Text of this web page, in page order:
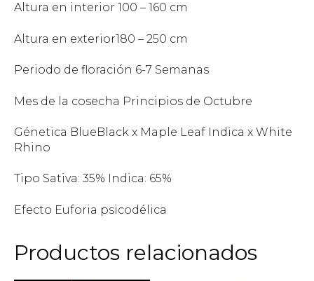
Altura en interior 100 – 160 cm
Altura en exterior180 – 250 cm
Periodo de floración 6-7 Semanas
Mes de la cosecha Principios de Octubre
Génetica BlueBlack x Maple Leaf Indica x White
Rhino
Tipo Sativa: 35% Indica: 65%
Efecto Euforia psicodélica
Productos relacionados